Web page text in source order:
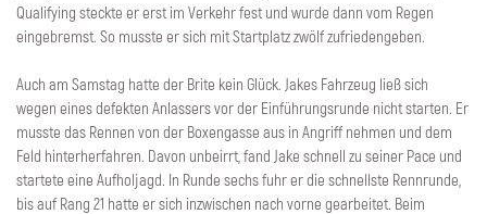
Qualifying steckte er erst im Verkehr fest und wurde dann vom Regen
eingebremst. So musste er sich mit Startplatz zwölf zufriedengeben.
Auch am Samstag hatte der Brite kein Glück. Jakes Fahrzeug ließ sich
wegen eines defekten Anlassers vor der Einführungsrunde nicht starten. Er
musste das Rennen von der Boxengasse aus in Angriff nehmen und dem
Feld hinterherfahren. Davon unbeirrt, fand Jake schnell zu seiner Pace und
startete eine Aufholjagd. In Runde sechs fuhr er die schnellste Rennrunde,
bis auf Rang 21 hatte er sich inzwischen nach vorne gearbeitet. Beim